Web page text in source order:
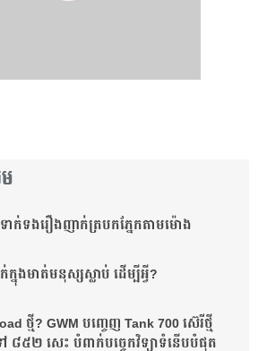
ាក់ទង​រឿង​ញាក់​ត្របក​ភ្នែក​តាម​ម៉ោង​
ក្នុង​មាត់​មនុស្ស​ស្លាប់ ដើម្បី​អ្វី?
ថ្មី? GWM បញ្ចេញ Tank 700 ស៊េរីថ្មី
៨៥២ សេះ បំពាក់បច្ចេកវិទ្យាទំនើបបំផុត